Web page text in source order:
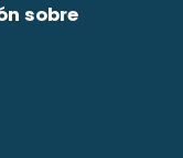
sobre